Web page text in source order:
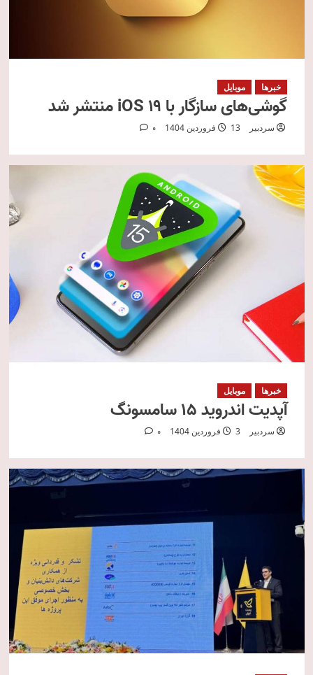
خبرها موبایل
گوشی‌های سازگار با iOS ۱۹ منتشر شد
سردبیر 13 فروردین 1404 0
خبرها موبایل
آپدیت اندروید ۱۵ سامسونگ
سردبیر 3 فروردین 1404 0